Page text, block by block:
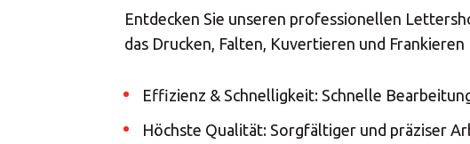
MarketinglösungenEntdecken Sie unseren professionellen
das Drucken, Falten, Kuvertieren und
Effizienz & Schnelligkeit: Schnelle
Höchste Qualität: Sorgfältiger und präziser